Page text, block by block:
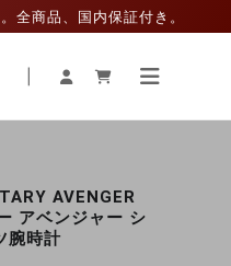
全商品、国内保証付き。
AVENGER
アベンジャー シ
腕時計